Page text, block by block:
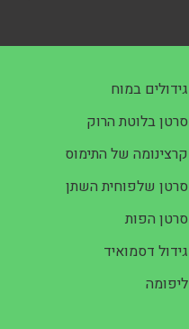
גידולים במוח
סרטן בלוטת הרוק
קרצינומה של התימוס
סרטן שלפוחית השתן
סרטן הפות
גידול דסמואיד
ליפומה